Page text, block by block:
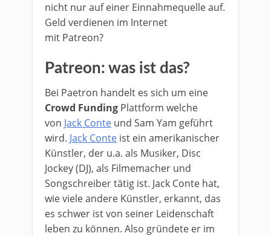
nicht nur auf einer Einnahmequelle auf.
Geld verdienen im Internet
mit Patreon?
Patreon: was ist das?
Bei Paetron handelt es sich um eine
Crowd Funding Plattform welche
von Jack Conte und Sam Yam geführt
wird. Jack Conte ist ein amerikanischer
Künstler, der u.a. als Musiker, Disc
Jockey (DJ), als Filmemacher und
Songschreiber tätig ist. Jack Conte hat,
wie viele andere Künstler, erkannt, das
es schwer ist von seiner Leidenschaft
leben zu können. Also gründete er im